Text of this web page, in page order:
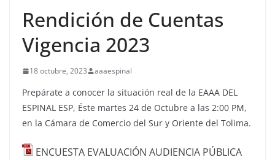
Rendición de Cuentas
Vigencia 2023
18 octubre, 2023 aaaespinal
Prepárate a conocer la situación real de la EAAA DEL
ESPINAL ESP, Éste martes 24 de Octubre a las 2:00 PM,
en la Cámara de Comercio del Sur y Oriente del Tolima.
ENCUESTA EVALUACIÓN AUDIENCIA PÚBLICA